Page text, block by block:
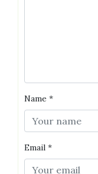
Name *
Email *